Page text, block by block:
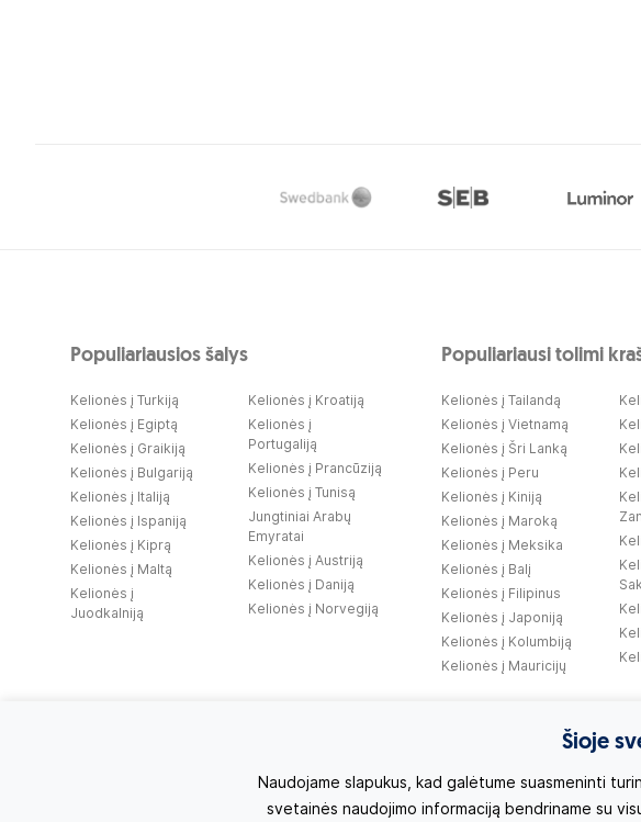
Populiariausios šalys
Kelionės į Turkiją
Kelionės į Egiptą
Kelionės į Graikiją
Kelionės į Bulgariją
Kelionės į Italiją
Kelionės į Ispaniją
Kelionės į Kiprą
Kelionės į Maltą
Kelionės į
Juodkalniją
Kelionės į Kroatiją
Kelionės į
Portugaliją
Kelionės į Prancūziją
Kelionės į Tunisą
Jungtiniai Arabų
Emyratai
Kelionės į Austriją
Kelionės į Daniją
Kelionės į Norvegiją
Populiariausi tolimi
Kelionės į Tailandą
Kelionės į Vietnamą
Kelionės į Šri Lanką
Kelionės į Peru
Kelionės į Kiniją
Kelionės į Maroką
Kelionės į Meksika
Kelionės į Balį
Kelionės į Filipinus
Kelionės į Japoniją
Kelionės į Kolumbiją
Kelionės į Mauricijų
Šioje
Naudojame slapukus, kad galėtume suasmeninti
svetainės naudojimo informaciją bendriname su